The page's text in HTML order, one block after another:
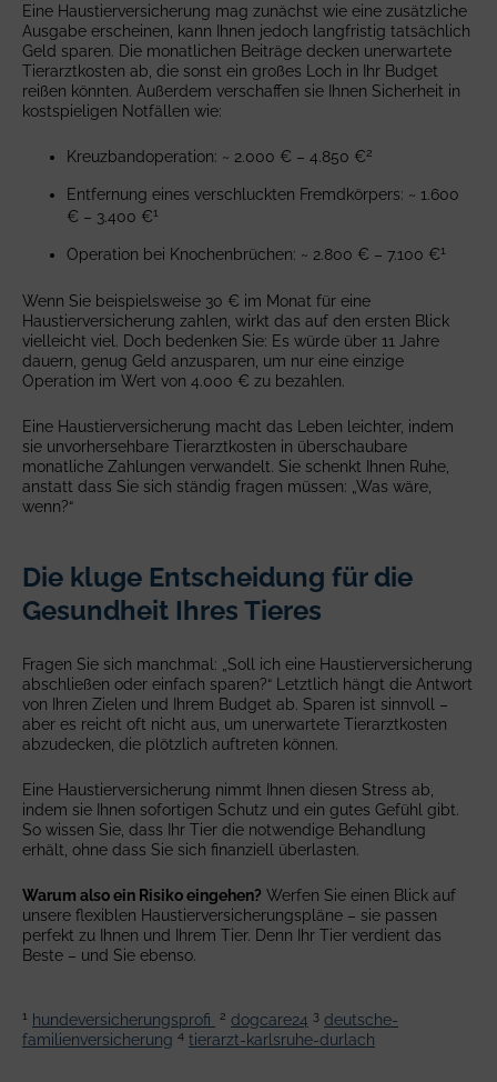
Eine Haustierversicherung mag zunächst wie eine zusätzliche
Ausgabe erscheinen, kann Ihnen jedoch langfristig tatsächlich
Geld sparen. Die monatlichen Beiträge decken unerwartete
Tierarztkosten ab, die sonst ein großes Loch in Ihr Budget
reißen könnten. Außerdem verschaffen sie Ihnen Sicherheit in
kostspieligen Notfällen wie:
Kreuzbandoperation: ~ 2.000 € – 4.850 €2
Entfernung eines verschluckten Fremdkörpers: ~ 1.600
€ – 3.400 €1
Operation bei Knochenbrüchen: ~ 2.800 € – 7.100 €1
Wenn Sie beispielsweise 30 € im Monat für eine
Haustierversicherung zahlen, wirkt das auf den ersten Blick
vielleicht viel. Doch bedenken Sie: Es würde über 11 Jahre
dauern, genug Geld anzusparen, um nur eine einzige
Operation im Wert von 4.000 € zu bezahlen.
Eine Haustierversicherung macht das Leben leichter, indem
sie unvorhersehbare Tierarztkosten in überschaubare
monatliche Zahlungen verwandelt. Sie schenkt Ihnen Ruhe,
anstatt dass Sie sich ständig fragen müssen: „Was wäre,
wenn?“
Die kluge Entscheidung für die
Gesundheit Ihres Tieres
Fragen Sie sich manchmal: „Soll ich eine Haustierversicherung
abschließen oder einfach sparen?“ Letztlich hängt die Antwort
von Ihren Zielen und Ihrem Budget ab. Sparen ist sinnvoll –
aber es reicht oft nicht aus, um unerwartete Tierarztkosten
abzudecken, die plötzlich auftreten können.
Eine Haustierversicherung nimmt Ihnen diesen Stress ab,
indem sie Ihnen sofortigen Schutz und ein gutes Gefühl gibt.
So wissen Sie, dass Ihr Tier die notwendige Behandlung
erhält, ohne dass Sie sich finanziell überlasten.
Warum also ein Risiko eingehen? Werfen Sie einen Blick auf
unsere flexiblen Haustierversicherungspläne – sie passen
perfekt zu Ihnen und Ihrem Tier. Denn Ihr Tier verdient das
Beste – und Sie ebenso.
1 hundeversicherungsprofi 2 dogcare24 3 deutsche-
familienversicherung 4 tierarzt-karlsruhe-durlach